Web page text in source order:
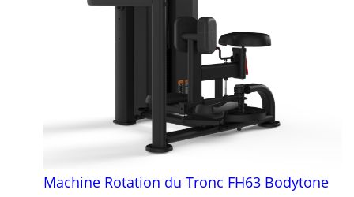
Machine Rotation du Tronc FH63 Bodytone